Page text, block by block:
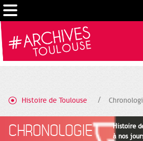
Histoire de Toulouse
CHRONOLOGIE
Histoire
à nos
Gestion de vos préférences sur les